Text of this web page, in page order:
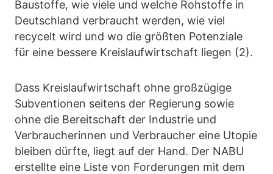
Baustoffe, wie viele und welche Rohstoffe in
Deutschland verbraucht werden, wie viel
recycelt wird und wo die größten Potenziale
für eine bessere Kreislaufwirtschaft liegen (2).
Dass Kreislaufwirtschaft ohne großzügige
Subventionen seitens der Regierung sowie
ohne die Bereitschaft der Industrie und
Verbraucherinnen und Verbraucher eine Utopie
bleiben dürfte, liegt auf der Hand. Der NABU
erstellte eine Liste von Forderungen mit dem